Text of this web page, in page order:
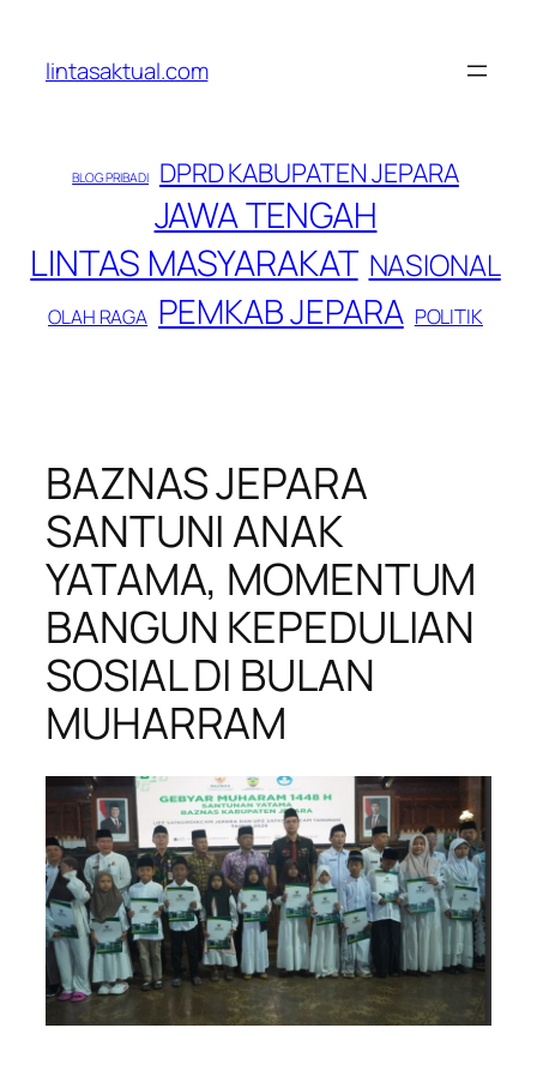
konten
lintasaktual.com
BLOG PRIBADI DPRD KABUPATEN JEPARA
JAWA TENGAH
LINTAS MASYARAKAT NASIONAL
OLAH RAGA PEMKAB JEPARA POLITIK
BAZNAS JEPARA
SANTUNI ANAK
YATAMA, MOMENTUM
BANGUN KEPEDULIAN
SOSIAL DI BULAN
MUHARRAM